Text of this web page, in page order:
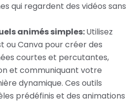
qui regardent des vidéos sans
animés simples:Utilisez
ou Canva pour créer des
courtes et percutantes,
et communiquant votre
dynamique. Ces outils
prédéfinis et des animations